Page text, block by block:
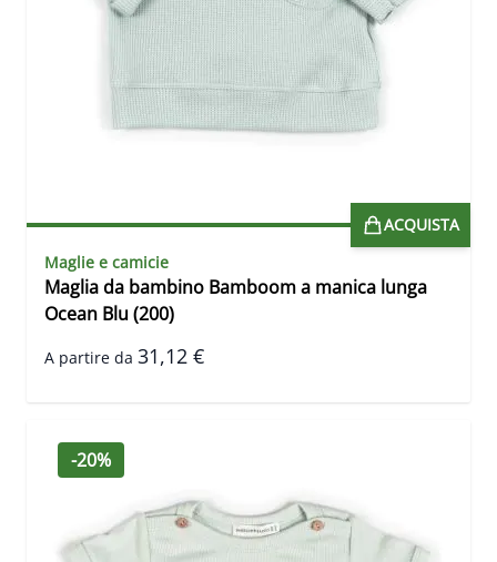
ACQUISTA
Maglie e camicie
Maglia da bambino Bamboom a manica lunga
Ocean Blu (200)
A partire da 31,12 €
-20%